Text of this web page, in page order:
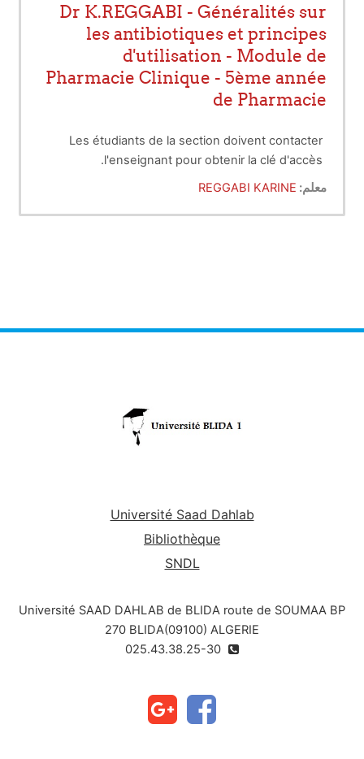
Dr K.REGGABI - Généralités sur
les antibiotiques et principes
d'utilisation - Module de
Pharmacie Clinique - 5ème année
de Pharmacie
Les étudiants de la section doivent contacter
l'enseignant pour obtenir la clé d'accès.
معلم: REGGABI KARINE
Université Saad Dahlab
Bibliothèque
SNDL
Université SAAD DAHLAB de BLIDA route de SOUMAA BP
270 BLIDA(09100) ALGERIE